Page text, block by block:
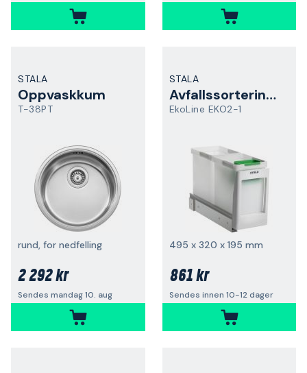
STALA
Oppvaskkum
T-38PT
rund, for nedfelling
2 292 kr
Sendes mandag 10. aug
STALA
Avfallssorteringssystem
EkoLine EKO2-1
495 x 320 x 195 mm
861 kr
Sendes innen 10-12 dager